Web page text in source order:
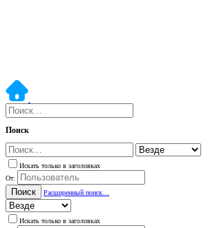
Поиск
Искать только в заголовках
От:
Поиск Расширенный поиск…
Искать только в заголовках